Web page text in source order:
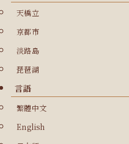
天橋立
京都市
淡路島
琵琶湖
言語
繁體中文
English